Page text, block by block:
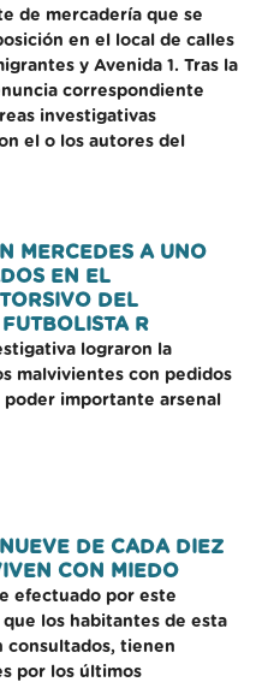
de mercadería que se
en el local de calles
y Avenida 1. Tras la
correspondiente
investigativas
el o los autores del
MERCEDES A UNO
EN EL
DEL
R
lograron la
malvivientes con pedidos
poder importante arsenal
DE CADA DIEZ
CON MIEDO
efectuado por este
que los habitantes de esta
consultados, tienen
por los últimos